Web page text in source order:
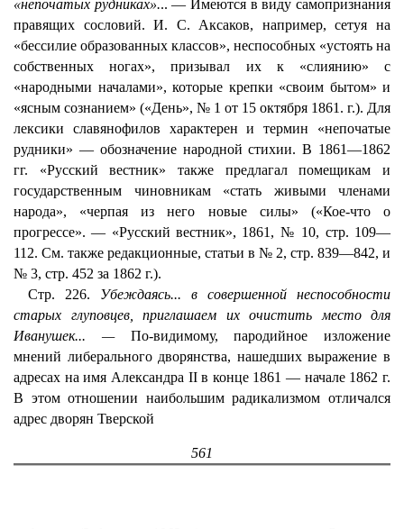
«непочатых рудниках»... — Имеются в виду самопризнания
правящих сословий. И. С. Аксаков, например, сетуя на
«бессилие образованных классов», неспособных «устоять на
собственных ногах», призывал их к «слиянию» с
«народными началами», которые крепки «своим бытом» и
«ясным сознанием» («День», № 1 от 15 октября 1861. г.). Для
лексики славянофилов характерен и термин «непочатые
рудники» — обозначение народной стихии. В 1861—1862
гг. «Русский вестник» также предлагал помещикам и
государственным чиновникам «стать живыми членами
народа», «черпая из него новые силы» («Кое-что о
прогрессе». — «Русский вестник», 1861, № 10, стр. 109—
112. См. также редакционные, статьи в № 2, стр. 839—842, и
№ 3, стр. 452 за 1862 г.).
Стр. 226. Убеждаясь... в совершенной неспособности
старых глуповцев, приглашаем их очистить место для
Иванушек... — По-видимому, пародийное изложение
мнений либерального дворянства, нашедших выражение в
адресах на имя Александра II в конце 1861 — начале 1862 г.
В этом отношении наибольшим радикализмом отличался
адрес дворян Тверской
561